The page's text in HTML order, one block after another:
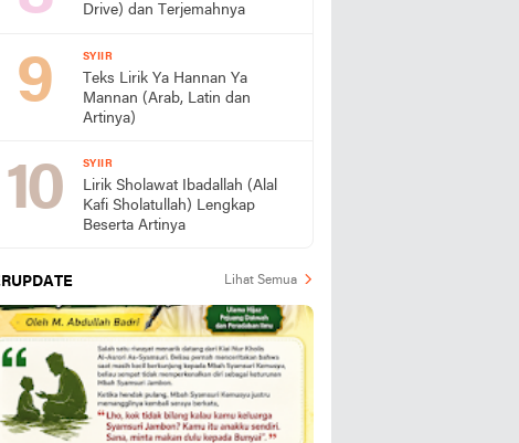
Drive) dan Terjemahnya
SYIIR
Teks Lirik Ya Hannan Ya
Mannan (Arab, Latin dan
Artinya)
SYIIR
Lirik Sholawat Ibadallah (Alal
Kafi Sholatullah) Lengkap
Beserta Artinya
Lihat Semua